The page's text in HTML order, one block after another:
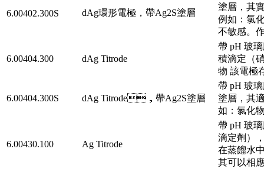
6.00402.300S dAg環形電極，帶Ag2S塗層
塗層
例如：氯
不敏感
6.00404.300 dAg Titrode
帶 pH 玻璃
積滴定（硝酸
物 該電極
6.00404.300S dAg Titrode，帶Ag2S塗層
帶 pH 玻璃
塗層，其
如：氯化
6.00430.100 Ag Titrode
帶 pH 玻璃
滴定劑），
在蒸餾水中
其可以相應